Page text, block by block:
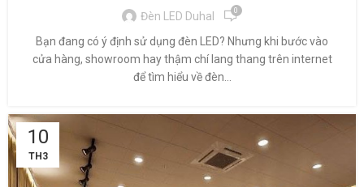
Đèn LED Duhal 0
Bạn đang có ý định sử dụng đèn LED? Nhưng khi bước vào
cửa hàng, showroom hay thậm chí lang thang trên internet
để tìm hiểu về đèn...
10
TH3